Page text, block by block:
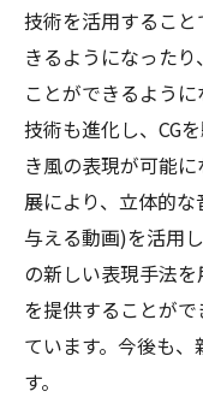
技術を活用するこ
きるようになった
ことができるよう
技術も進化し、CG
き風の表現が可能
展により、立体的
与える動画)を活用
の新しい表現手法
を提供することが
ています。今後も
す。